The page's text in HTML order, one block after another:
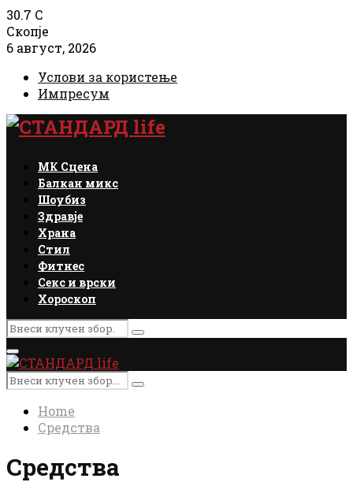
30.7 C
Скопје
6 август, 2026
Услови за користење
Импресум
Facebook
Instagram
Email
Rss
МК Сцена
Балкан микс
Шоубиз
Здравје
Храна
Стил
Фитнес
Секс и врски
Хороскоп
Search
for:
Search
Primary
Menu
Search
for:
Search
Home
Средства
Средства